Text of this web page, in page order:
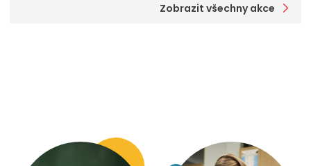
Zobrazit všechny akce